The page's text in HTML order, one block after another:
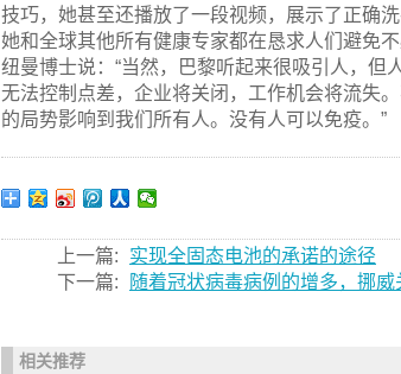
技巧，她甚至还播放了一段视频，展示了正确洗
她和全球其他所有健康专家都在恳求人们避免
纽曼博士说：“当然，巴黎听起来很吸引人，但
无法控制点差，企业将关闭，工作机会将流失
的局势影响到我们所有人。没有人可以免疫。”
上一篇:
实现全固态电池的承诺的途径
下一篇:
随着冠状病毒病例的增多，挪
相关推荐